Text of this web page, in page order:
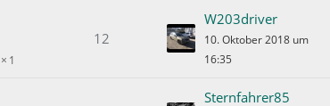
1
12
W203driver
10. Oktober 2018 um
16:35
Sternfahrer85